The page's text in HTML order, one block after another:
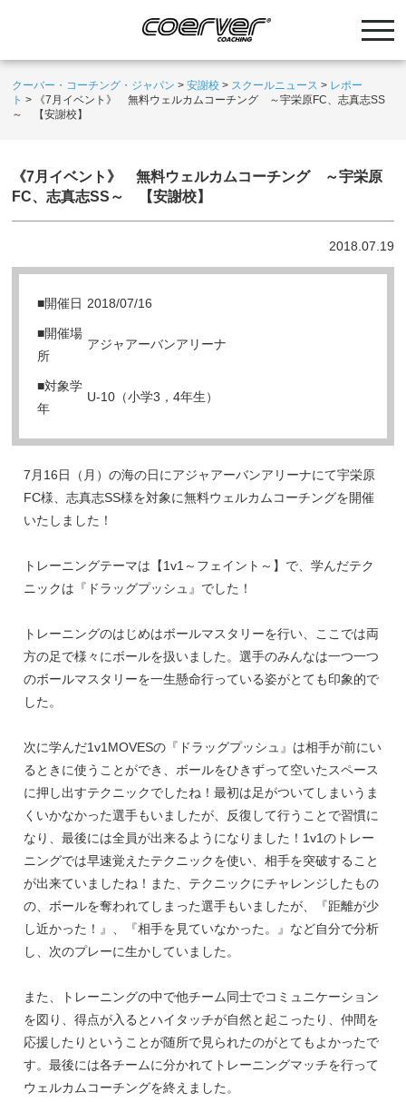
クーバー・コーチング・ジャパン >安謝校 > スクールニュース > レポー
ト >
《7月イベント》 無料ウェルカムコーチング ～宇栄原FC、志真志SS
～ 【安謝校】
《7月イベント》 無料ウェルカムコーチング ～宇栄原
FC、志真志SS～ 【安謝校】
2018.07.19
■開催日 2018/07/16
■開催場
所
アジャアーバンアリーナ
■対象学
年
U-10（小学3，4年生）
7月16日（月）の海の日にアジャアーバンアリーナにて宇栄原
FC様、志真志SS様を対象に無料ウェルカムコーチングを開催
いたしました！
トレーニングテーマは【1v1～フェイント～】で、学んだテク
ニックは『ドラッグプッシュ』でした！
トレーニングのはじめはボールマスタリーを行い、ここでは両
方の足で様々にボールを扱いました。選手のみんなは一つ一つ
のボールマスタリーを一生懸命行っている姿がとても印象的で
した。
次に学んだ1v1MOVESの『ドラッグプッシュ』は相手が前にい
るときに使うことができ、ボールをひきずって空いたスペース
に押し出すテクニックでしたね！最初は足がついてしまいうま
くいかなかった選手もいましたが、反復して行うことで習慣に
なり、最後には全員が出来るようになりました！1v1のトレー
ニングでは早速覚えたテクニックを使い、相手を突破すること
が出来ていましたね！また、テクニックにチャレンジしたもの
の、ボールを奪われてしまった選手もいましたが、『距離が少
し近かった！』、『相手を見ていなかった。』など自分で分析
し、次のプレーに生かしていました。
また、トレーニングの中で他チーム同士でコミュニケーション
を図り、得点が入るとハイタッチが自然と起こったり、仲間を
応援したりということが随所で見られたのがとてもよかったで
す。最後には各チームに分かれてトレーニングマッチを行って
ウェルカムコーチングを終えました。